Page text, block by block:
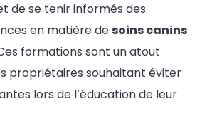
de se tenir informés des
en matière de soins canins
formations sont un atout
propriétaires souhaitant éviter
lors de l’éducation de leur